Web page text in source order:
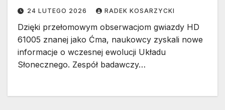
24 LUTEGO 2026 RADEK KOSARZYCKI
Dzięki przełomowym obserwacjom gwiazdy HD
61005 znanej jako Ćma, naukowcy zyskali nowe
informacje o wczesnej ewolucji Układu
Słonecznego. Zespół badawczy…